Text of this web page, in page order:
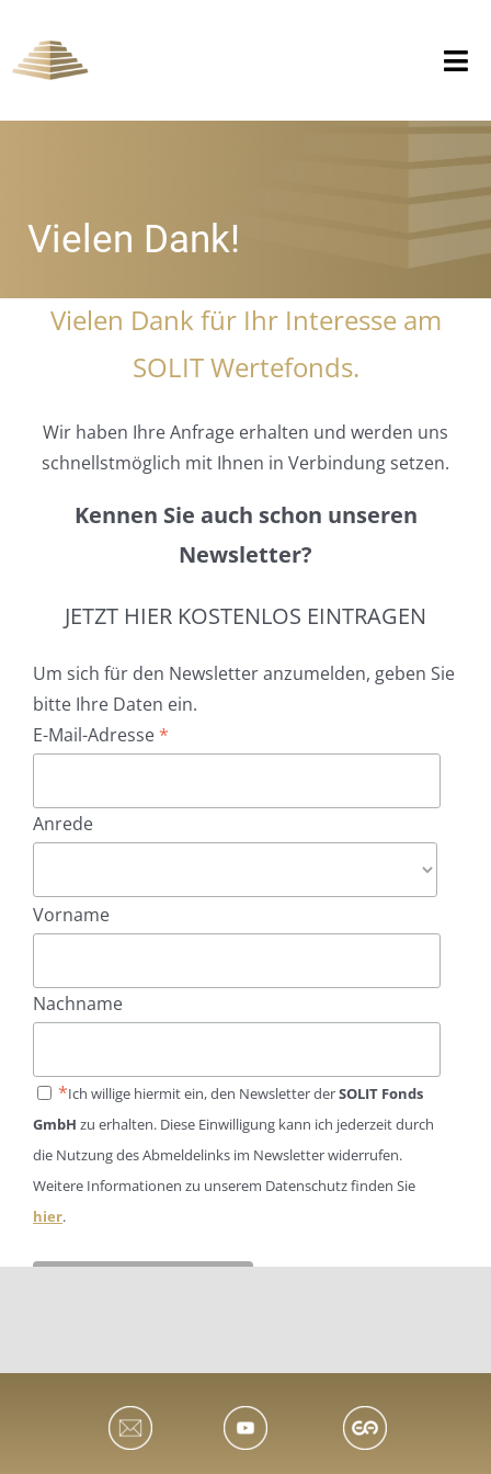
Inhalt
springen
DER DIALOG
Vielen Dank!
Vielen Dank für Ihr Interesse am
SOLIT Wertefonds.
Wir haben Ihre Anfrage erhalten und werden uns
schnellstmöglich mit Ihnen in Verbindung setzen.
Kennen Sie auch schon unseren
Newsletter?
JETZT HIER KOSTENLOS EINTRAGEN
Um sich für den Newsletter anzumelden, geben Sie
bitte Ihre Daten ein.
E-Mail-Adresse*
Anrede
Vorname
Nachname
*Ich willige hiermit ein, den Newsletter derSOLIT Fonds
GmbH zu erhalten. Diese Einwilligung kann ich jederzeit durch
die Nutzung des Abmeldelinks im Newsletter widerrufen.
Weitere Informationen zu unserem Datenschutz finden Sie
hier.